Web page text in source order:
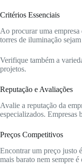
Critérios Essenciais
Ao procurar uma
torres de iluminação
Verifique também a
projetos.
Reputação e Avaliações
Avalie a reputação da
especializados. Empresas
Preços Competitivos
Encontrar um preço justo
mais barato nem sempre